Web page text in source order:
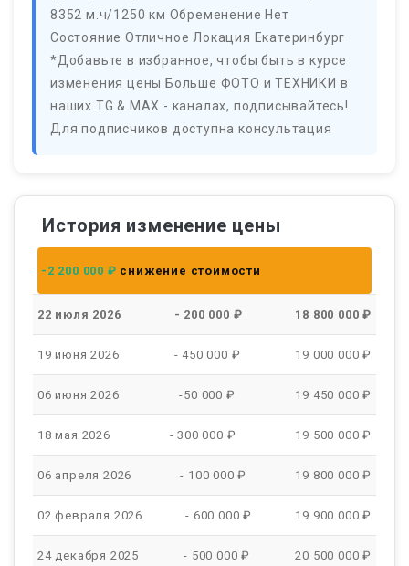
8352 м.ч/1250 км Обременение Нет
Состояние Отличное Локация Екатеринбург
*Добавьте в избранное, чтобы быть в курсе
изменения цены Больше ФОТО и ТЕХНИКИ в
наших TG & MAX - каналах, подписывайтесь!
Для подписчиков доступна консультация
История изменение цены
-2 200 000 ₽ снижение стоимости
22 июля 2026 - 200 000 ₽ 18 800 000 ₽
19 июня 2026 - 450 000 ₽ 19 000 000 ₽
06 июня 2026 -50 000 ₽ 19 450 000 ₽
18 мая 2026 - 300 000 ₽ 19 500 000 ₽
06 апреля 2026 - 100 000 ₽ 19 800 000 ₽
02 февраля 2026 - 600 000 ₽ 19 900 000 ₽
24 декабря 2025 - 500 000 ₽ 20 500 000 ₽